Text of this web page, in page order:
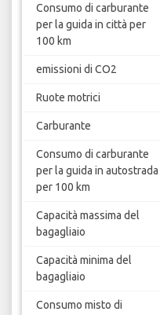
Consumo di carburante
per la guida in città per
100 km
emissioni di CO2
Ruote motrici
Carburante
Consumo di carburante
per la guida in autostrada
per 100 km
Capacità massima del
bagagliaio
Capacità minima del
bagagliaio
Consumo misto di